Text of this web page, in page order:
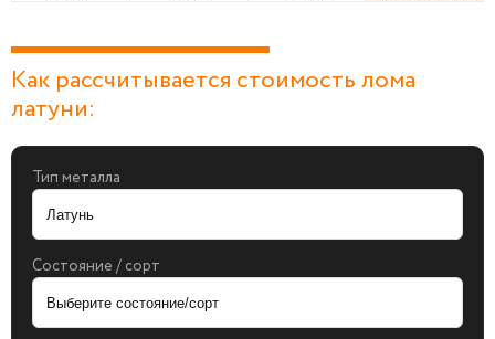
Как рассчитывается стоимость лома
латуни:
Тип металла
Состояние / сорт